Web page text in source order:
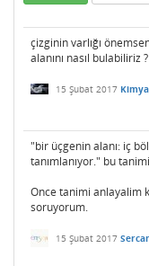
çizginin varlığı
alanını nasıl bulabiliriz ?
15 Şubat 2017
"bir üçgenin alanı: iç
tanımlanıyor." bu
Once tanimi anlayalim
soruyorum.
15 Şubat 2017